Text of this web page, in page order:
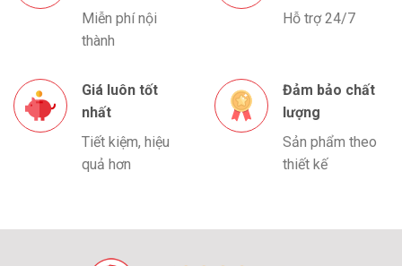
Miễn phí nội
thành
Hỗ trợ 24/7
Giá luôn tốt
nhất
Tiết kiệm, hiệu
quả hơn
Đảm bảo chất
lượng
Sản phẩm theo
thiết kế